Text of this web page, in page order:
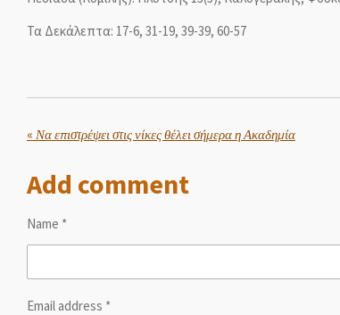
Τα Δεκάλεπτα: 17-6, 31-19, 39-39, 60-57
« Να επιστρέψει στις νίκες θέλει σήμερα η Ακαδημία
Add comment
Name *
Email address *